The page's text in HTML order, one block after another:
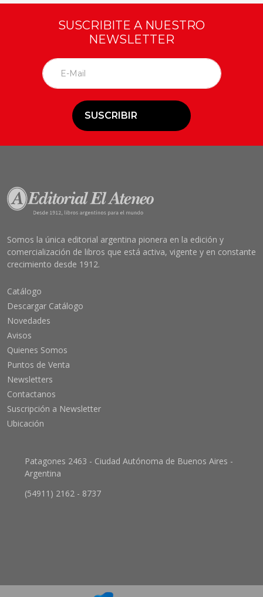
SUSCRIBITE A NUESTRO
NEWSLETTER
SUSCRIBIR
Somos la única editorial argentina pionera en la edición y
comercialización de libros que está activa, vigente y en constante
crecimiento desde 1912.
Catálogo
Descargar Catálogo
Novedades
Avisos
Quienes Somos
Puntos de Venta
Newsletters
Contactanos
Suscripción a Newsletter
Ubicación
Patagones 2463 - Ciudad Autónoma de Buenos Aires -
Argentina
(54911) 2162 - 8737